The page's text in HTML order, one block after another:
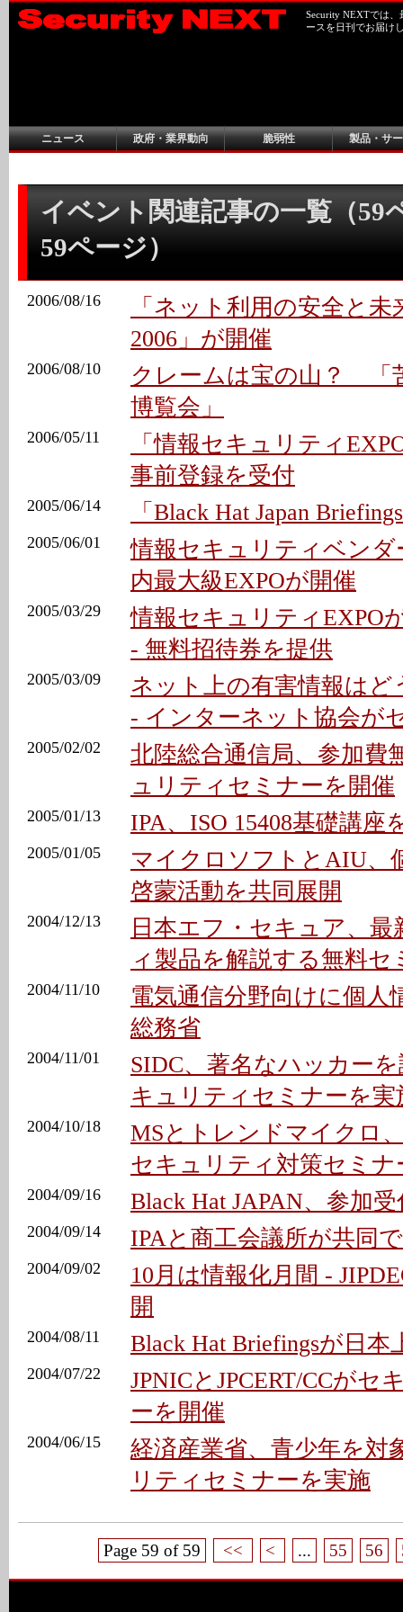
Security NEXTでは
ースを日刊でお届け
ニュース 政府・業界動向 脆弱性 製品・サ
イベント関連記事の一覧（59
59ページ）
2006/08/16
「ネット利用の安全と
2006」が開催
2006/08/10
クレームは宝の山？ 「
博覧会」
2006/05/11
「情報セキュリティ
事前登録を受付
2005/06/14 「Black Hat Japan
2005/06/01
情報セキュリティベン
内最大級EXPOが開催
2005/03/29
情報セキュリティEXPO
- 無料招待券を提供
2005/03/09
ネット上の有害情報は
- インターネット協会が
2005/02/02
北陸総合通信局、参加費
ュリティセミナーを開催
2005/01/13 IPA、ISO 15408基礎講座
2005/01/05
マイクロソフトとAIU、
啓蒙活動を共同展開
2004/12/13
日本エフ・セキュア、
ィ製品を解説する無料セ
2004/11/10
電気通信分野向けに個人
総務省
2004/11/01
SIDC、著名なハッカー
キュリティセミナーを実
2004/10/18
MSとトレンドマイクロ
セキュリティ対策セミナ
2004/09/16 Black Hat JAPAN、参加
2004/09/14 IPAと商工会議所が共同
2004/09/02
10月は情報化月間 -
開
2004/08/11 Black Hat Briefingsが日本
2004/07/22
JPNICとJPCERT/CCがセ
ーを開催
2004/06/15
経済産業省、青少年を対
リティセミナーを実施
Page 59 of 59 << < ... 55 56